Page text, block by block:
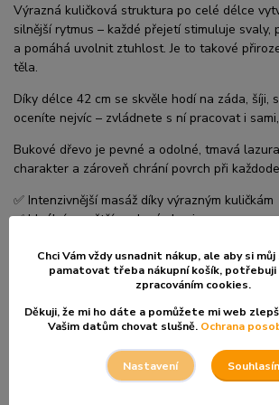
Výrazná kuličková struktura po celé délce
silnější rytmus – každé přejetí stimuluje svaly,
a pomáhá uvolnit ztuhlost. Je to takové
těla.
Díky délce 42 cm se skvěle hodí na záda, šíji,
oceníte nejvíc – zvládnete s ní pracovat i
Bukové dřevo je pevné a odolné, tmavá
charakter a zároveň chrání povrch při
✅ Intenzivnější masáž díky výrazným kuličkám
✅ Ideální na větší svalové skupiny
Tip od Hanky 🌿
Když cítíte „těžké“ nohy nebo zatuhlá záda,
přejezdy s mírným tlakem. Není potřeba
rytmus dělá největší práci.
Rozměry: 42 × 4 cm
Materiál: bukové dřevo
Chci Vám vždy usnadnit nákup, ale aby si
pamatovat třeba nákupní košík, potřebuji
zpracováním cookies.
Děkuji, že mi ho dáte a pomůžete mi web
Vašim datům chovat slušně. Ochrana
Nastavení